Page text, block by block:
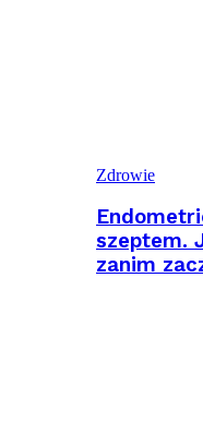
Zdrowie
szeptem.
zanim